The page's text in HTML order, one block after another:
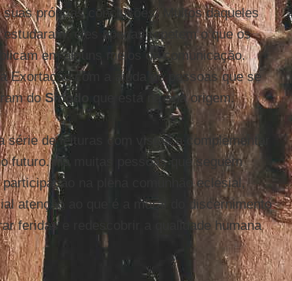
próprias conclusões. Muitos daqueles
eles apenas repetem o que os
em alguns meios de comunicação.
Exortação com a ajuda de pessoas que se
doSínodo que está na sua origem.
de leituras com vistas a complementar
futuro. Há muitas pessoas que seguem
na plena comunhão eclesial,
atenção ao que é a moral do discernimento
feridas e redescobrir a qualidade humana